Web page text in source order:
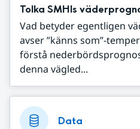
Tolka SMHIs
Vad betyder egentligen
avser ”känns som”-
förstå
denna vägled...
Data